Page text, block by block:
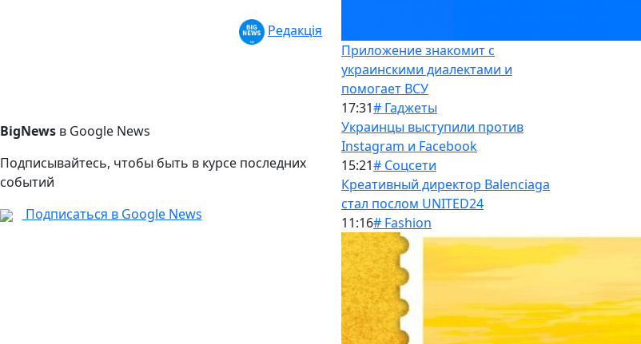
Редакція
BigNewsв Google News
Подписывайтесь, чтобы быть в курсе последних
событий
Подписаться в Google News
Приложение знакомит с
украинскими диалектами и
помогает ВСУ
17:31# Гаджеты
Украинцы выступили против
Instagram и Facebook
15:21# Соцсети
Креативный директор Balenciaga
стал послом UNITED24
11:16# Fashion